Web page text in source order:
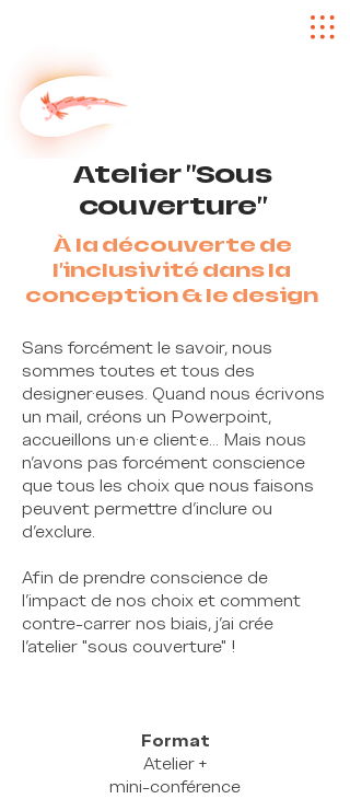
Atelier "Sous
couverture"
À la découverte de
l'inclusivité dans la
conception & le design
Sans forcément le savoir, nous
sommes toutes et tous des
designer·euses. Quand nous écrivons
un mail, créons un Powerpoint,
accueillons un·e client·e... Mais nous
n'avons pas forcément conscience
que tous les choix que nous faisons
peuvent permettre d'inclure ou
d'exclure.
Afin de prendre conscience de
l'impact de nos choix et comment
contre-carrer nos biais, j'ai crée
l'atelier "sous couverture" !
Format
Atelier +
mini-conférence